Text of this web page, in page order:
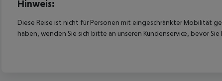
Hinweis:
Diese Reise ist nicht für Personen mit eingeschränkter Mobilität
haben, wenden Sie sich bitte an unseren Kundenservice, bevor